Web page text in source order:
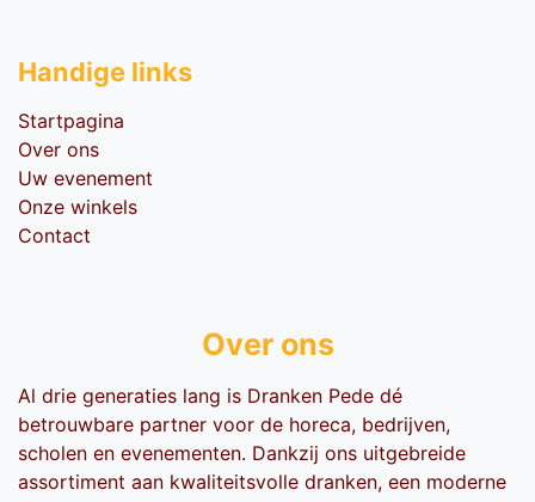
Handige li​nks
Startpagina
Over ons
Uw evenement
Onze winkels
Contact
Over ons
Al drie generaties lang is Dranken Pede dé
betrouwbare partner voor de horeca, bedrijven,
scholen en evenementen. Dankzij ons uitgebreide
assortiment aan kwaliteitsvolle dranken, een moderne